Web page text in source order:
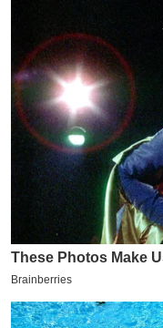
खे
ल
क्रि
के
ट
2
0
2
6